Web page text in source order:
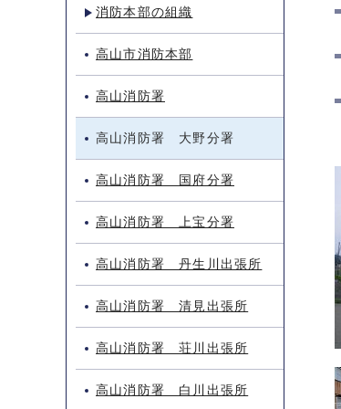
消防本部の組織
高山市消防本部
高山消防署
高山消防署 大野分署
高山消防署 国府分署
高山消防署 上宝分署
高山消防署 丹生川出張所
高山消防署 清見出張所
高山消防署 荘川出張所
高山消防署 白川出張所